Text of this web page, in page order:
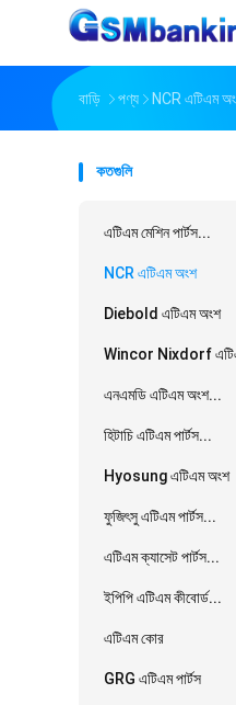
বাড়ি পণ্য NCR এটিএম
কতগুলি
এটিএম মেশিন পার্টস...
NCR এটিএম অংশ
Diebold এটিএম অংশ
Wincor Nixdorf
এনএমডি এটিএম অংশ...
হিটাচি এটিএম পার্টস...
Hyosung এটিএম অংশ
ফুজিৎসু এটিএম পার্টস...
এটিএম ক্যাসেট পার্টস...
ইপিপি এটিএম কীবোর্ড...
এটিএম কোর
GRG এটিএম পার্টস